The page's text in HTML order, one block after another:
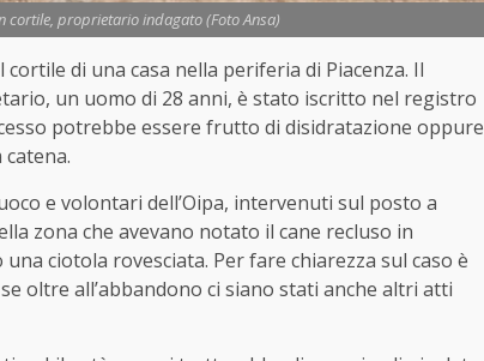
cortile, proprietario indagato (Foto Ansa)
di una casa nella periferia di Piacenza. Il
un uomo di 28 anni, è stato iscritto nel registro
potrebbe essere frutto di disidratazione oppure
e volontari dell’Oipa, intervenuti sul posto a
zona che avevano notato il cane recluso in
ciotola rovesciata. Per fare chiarezza sul caso è
oltre all’abbandono ci siano stati anche altri atti